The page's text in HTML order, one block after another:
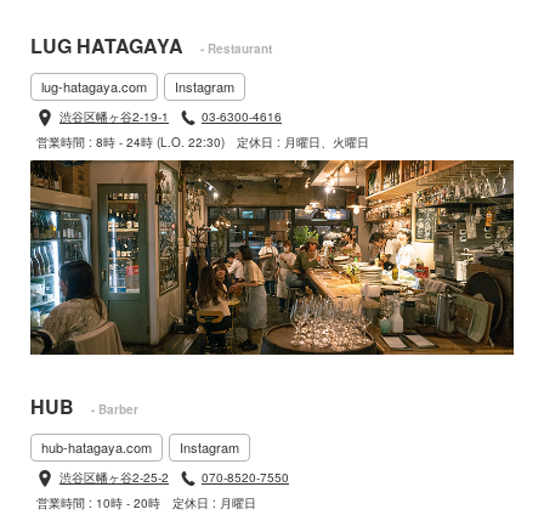
LUG HATAGAYA - Restaurant
lug-hatagaya.com Instagram
渋谷区幡ヶ谷2-19-1
03-6300-4616
営業時間 : 8時 - 24時 (L.O. 22:30)
定休日 : 月曜日、火曜日
HUB - Barber
hub-hatagaya.com Instagram
渋谷区幡ヶ谷2-25-2
070-8520-7550
営業時間 : 10時 - 20時
定休日 : 月曜日